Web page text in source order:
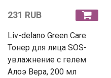
231 RUB
Liv-delano Green Care
Тонер для лица SOS-
увлажнение с гелем
Алоэ Вера, 200 мл